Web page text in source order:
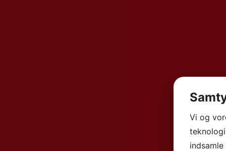
Vi og